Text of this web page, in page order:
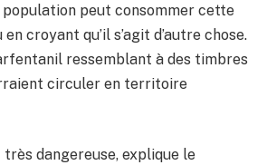
population peut consommer cette
croyant qu’il s’agit d’autre chose.
ressemblant à des timbres
circuler en territoire
dangereuse, explique le